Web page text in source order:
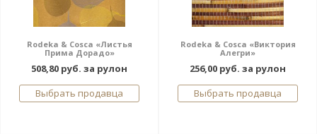
Rodeka & Cosca «Листья
Прима Дорадо»
508,80 руб. за рулон
Выбрать продавца
Rodeka & Cosca «Виктория
Алегри»
256,00 руб. за рулон
Выбрать продавца